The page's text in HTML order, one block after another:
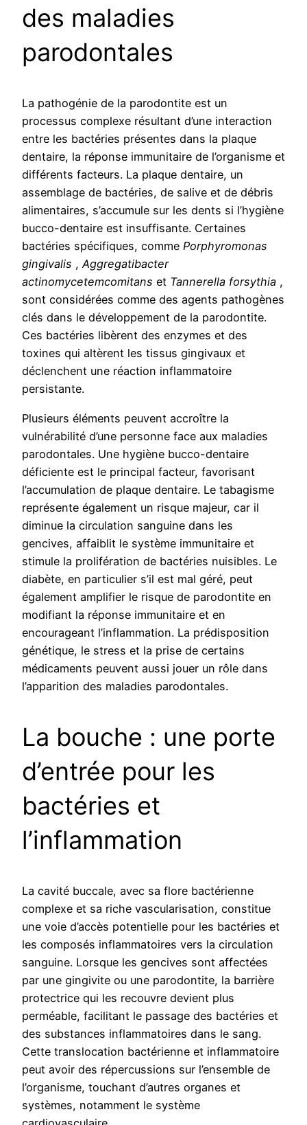
des maladies
parodontales
La pathogénie de la parodontite est un
processus complexe résultant d’une interaction
entre les bactéries présentes dans la plaque
dentaire, la réponse immunitaire de l’organisme et
différents facteurs. La plaque dentaire, un
assemblage de bactéries, de salive et de débris
alimentaires, s’accumule sur les dents si l’hygiène
bucco-dentaire est insuffisante. Certaines
bactéries spécifiques, comme Porphyromonas
gingivalis ,Aggregatibacter
actinomycetemcomitans et Tannerella forsythia ,
sont considérées comme des agents pathogènes
clés dans le développement de la parodontite.
Ces bactéries libèrent des enzymes et des
toxines qui altèrent les tissus gingivaux et
déclenchent une réaction inflammatoire
persistante.
Plusieurs éléments peuvent accroître la
vulnérabilité d’une personne face aux maladies
parodontales. Une hygiène bucco-dentaire
déficiente est le principal facteur, favorisant
l’accumulation de plaque dentaire. Le tabagisme
représente également un risque majeur, car il
diminue la circulation sanguine dans les
gencives, affaiblit le système immunitaire et
stimule la prolifération de bactéries nuisibles. Le
diabète, en particulier s’il est mal géré, peut
également amplifier le risque de parodontite en
modifiant la réponse immunitaire et en
encourageant l’inflammation. La prédisposition
génétique, le stress et la prise de certains
médicaments peuvent aussi jouer un rôle dans
l’apparition des maladies parodontales.
La bouche : une porte
d’entrée pour les
bactéries et
l’inflammation
La cavité buccale, avec sa flore bactérienne
complexe et sa riche vascularisation, constitue
une voie d’accès potentielle pour les bactéries et
les composés inflammatoires vers la circulation
sanguine. Lorsque les gencives sont affectées
par une gingivite ou une parodontite, la barrière
protectrice qui les recouvre devient plus
perméable, facilitant le passage des bactéries et
des substances inflammatoires dans le sang.
Cette translocation bactérienne et inflammatoire
peut avoir des répercussions sur l’ensemble de
l’organisme, touchant d’autres organes et
systèmes, notamment le système